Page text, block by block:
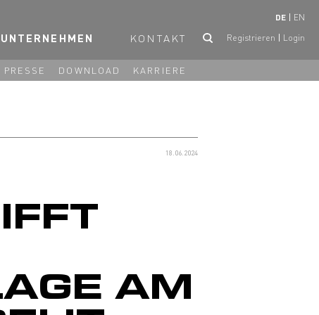
DE EN
UNTERNEHMEN
PRESSE DOWNLOAD KARRIERE
KONTAKT Registrieren Login
18.06.2024
AM